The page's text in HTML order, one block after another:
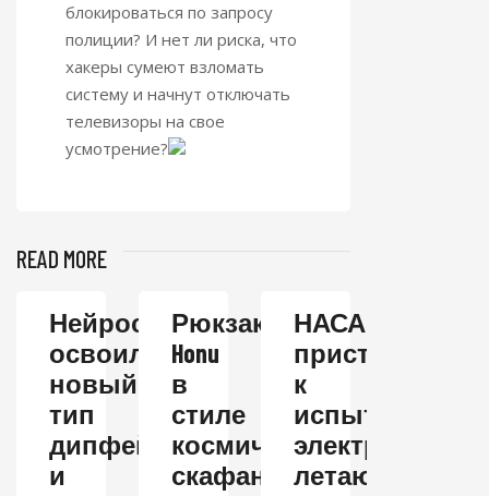
блокироваться по запросу
полиции? И нет ли риска, что
хакеры сумеют взломать
систему и начнут отключать
телевизоры на свое
усмотрение?
READ MORE
Нейросеть
освоила
новый
тип
дипфейков
и
Рюкзак
Honu
в
стиле
космических
скафандров
НАСА
приступает
к
испытаниям
летающего